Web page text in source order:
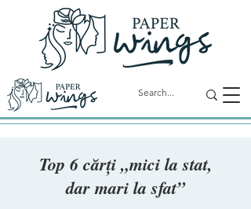
Top 6 cărți „mici la stat,
dar mari la sfat”